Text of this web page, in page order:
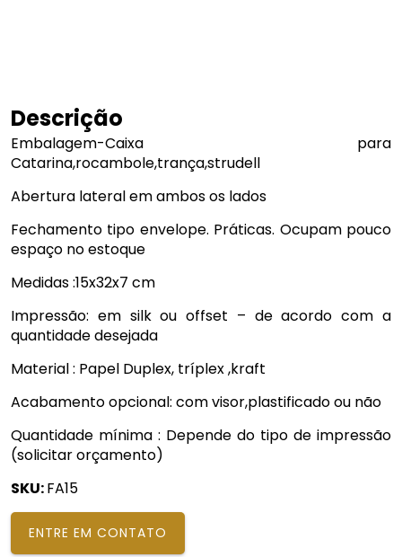
Descrição
Embalagem-Caixa para
Catarina,rocambole,trança,strudell
Abertura lateral em ambos os lados
Fechamento tipo envelope. Práticas. Ocupam pouco
espaço no estoque
Medidas :15x32x7 cm
Impressão: em silk ou offset – de acordo com a
quantidade desejada
Material : Papel Duplex, tríplex ,kraft
Acabamento opcional: com visor,plastificado ou não
Quantidade mínima : Depende do tipo de impressão
(solicitar orçamento)
SKU:FA15
ENTRE EM CONTATO